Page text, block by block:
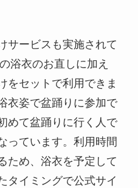
サービスも実施されて
浴衣のお直しに加え
をセットで利用できま
衣姿で盆踊りに参加で
めて盆踊りに行く人で
っています。利用時間
ため、浴衣を予定して
タイミングで公式サイ